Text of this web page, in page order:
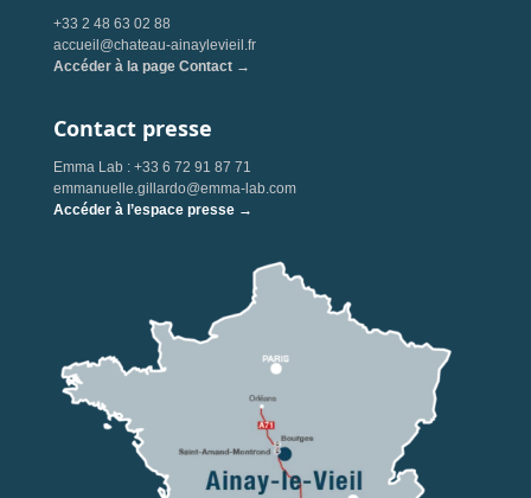
+33 2 48 63 02 88
accueil@chateau-ainaylevieil.fr
Accéder à la page Contact →
Contact presse
Emma Lab : +33 6 72 91 87 71
emmanuelle.gillardo@emma-lab.com
Accéder à l’espace presse →